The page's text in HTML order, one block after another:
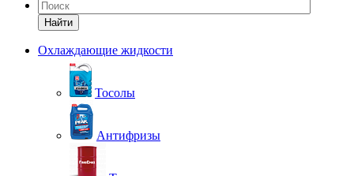
Найти
Охлаждающие жидкости
Тосолы
Антифризы